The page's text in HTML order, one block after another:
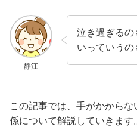
静江
泣き過ぎる
いっていうの
この記事では、手がかから
係について解説していきます。